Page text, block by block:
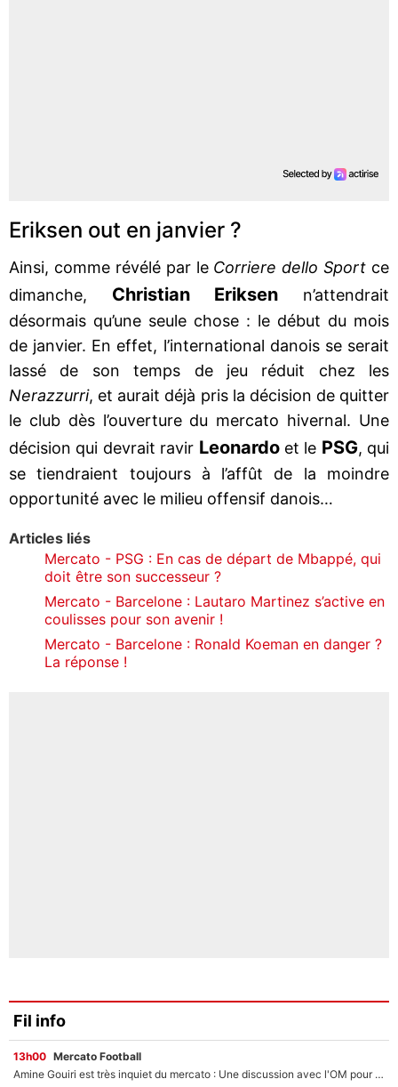
Eriksen out en janvier ?
Ainsi, comme révélé par le Corriere dello Sport ce
dimanche, Christian Eriksen n’attendrait
désormais qu’une seule chose : le début du mois
de janvier. En effet, l’international danois se serait
lassé de son temps de jeu réduit chez les
Nerazzurri, et aurait déjà pris la décision de quitter
le club dès l’ouverture du mercato hivernal. Une
décision qui devrait ravir Leonardoet le PSG, qui
se tiendraient toujours à l’affût de la moindre
opportunité avec le milieu offensif danois…
Articles liés
Mercato - PSG : En cas de départ de Mbappé, qui
doit être son successeur ?
Mercato - Barcelone : Lautaro Martinez s’active en
coulisses pour son avenir !
Mercato - Barcelone : Ronald Koeman en danger ?
La réponse !
Fil info
13h00 Mercato Football
Amine Gouiri est très inquiet du mercato : Une discussion avec l'OM pour acter son transfert !